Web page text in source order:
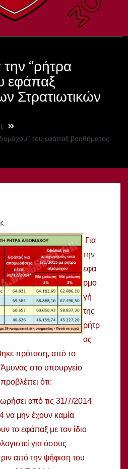
“ρήτρα
εφάπαξ
Στρατιωτικών
του εφάπαξ βοηθήματος
Για
την
εφα
ρμο
γή
της
ρήτρ
ας
πρόταση, από το
στο υπουργείο
ότι:
από τις 31/7/2014
να μην έχουν καμία
το εφάπαξ με τον ίδιο
για όσους
από την ψήφιση του